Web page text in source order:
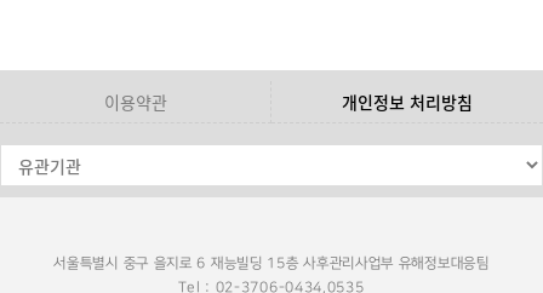
이용약관 개인정보 처리방침
서울특별시 중구 을지로 6 재능빌딩 15층 사후관리사업부 유해정보대응팀
Tel : 02-3706-0434,0535